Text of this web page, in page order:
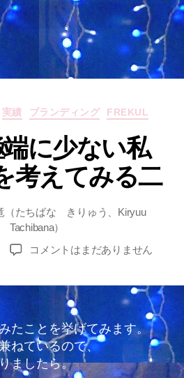
カ
ゴ
リ
ー
実績 ブランディング FREKUL
に少ない私
考えてみる二
たちばな きりゅう、Kiryuu
Tachibana）
ツ
極
に
少
な
い
コメントはまだありません
たことを挙げてみます。
ねているので、
ましたら。